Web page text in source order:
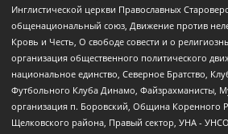
Инглистической церкви Православных
общенациональный союз, Движение против
Кровь и Честь, О свободе совести и о
организация общественного политического
национальное единство, Северное Братство,
Футбольного Клуба Динамо, Файзрахманисты,
организация п. Боровский, Община Коренного
Щелковского района, Правый сектор, УНА -